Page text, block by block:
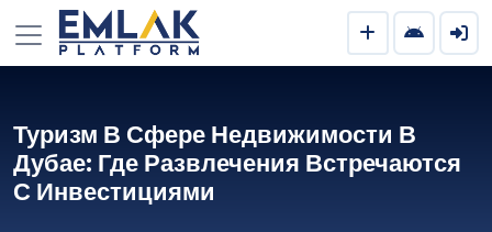
Туризм В Сфере Недвижимости В
Дубае: Где Развлечения Встречаются
С Инвестициями